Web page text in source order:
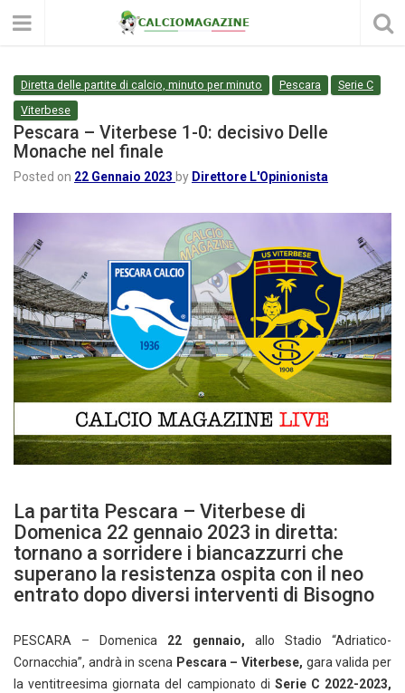
Diretta delle partite di calcio, minuto per minuto Pescara
Serie C
Viterbese
Pescara – Viterbese 1-0: decisivo Delle
Monache nel finale
Posted on 22 Gennaio 2023 by Direttore L'Opinionista
La partita Pescara – Viterbese di
Domenica 22 gennaio 2023 in diretta:
tornano a sorridere i biancazzurri che
superano la resistenza ospita con il neo
entrato dopo diversi interventi di Bisogno
PESCARA – Domenica 22 gennaio, allo Stadio “Adriatico-
Cornacchia”, andrà in scena Pescara – Viterbese, gara valida per
la ventitreesima giornata del campionato di Serie C 2022-2023,